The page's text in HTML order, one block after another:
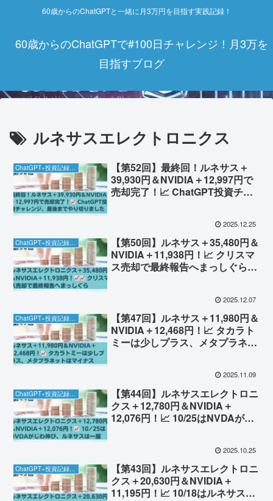
60歳からのChatGPTと一緒に月3万円を目指す実践記録！
60歳からのChatGPTで#100日チャレンジ！月3万を
目指すブログ
ルネサスエレクトロニクス
【第52回】最終回！ルネサス＋
39,930円＆NVIDIA＋12,997円で
売却完了！📈 ChatGPT投資チャ
2025.12.25
ChatGPT×投資記録チャレンジ
【第50回】ルネサス＋35,480円＆
NVIDIA＋11,938円！📈 クリスマ
ス売却で最終報告へまっしぐら
2025.12.07
ChatGPT×投資記録チャレンジ
【第47回】ルネサス＋11,980円＆
NVIDIA＋12,468円！📈 タカラト
ミーは少しプラス、メタプラネッ
2025.11.09
【第44回】ルネサスエレクトロニ
クス＋12,780円＆NVIDIA＋
12,076円！📈 10/25はNVDAがじ
2025.10.25
ChatGPT×投資記録チャレンジ
【第43回】ルネサスエレクトロニ
クス＋20,630円＆NVIDIA＋
11,195円！📈 10/18はルネサスが